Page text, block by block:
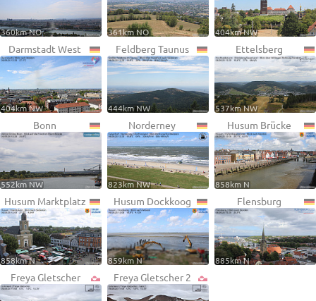
360km NO 361km NO 404km NW
Darmstadt West
404km NW
Feldberg Taunus
444km NW
Ettelsberg
537km NW
Bonn
552km NW
Norderney
823km NW
Husum Brücke
858km N
Husum Marktplatz
858km N
Husum Dockkoog
859km N
Flensburg
885km N
Freya Gletscher Freya Gletscher 2